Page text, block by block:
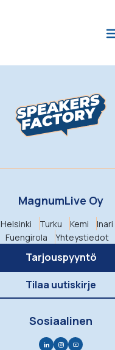
MagnumLive Oy
Helsinki Turku Kemi
Inari
Fuengirola
Yhteystiedot
Tarjouspyyntö
Tilaa uutiskirje
Sosiaalinen